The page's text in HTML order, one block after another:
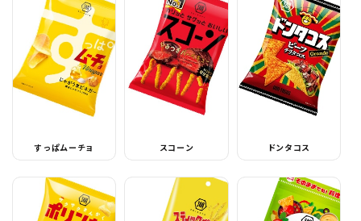
すっぱムーチョ スコーン ドンタコス